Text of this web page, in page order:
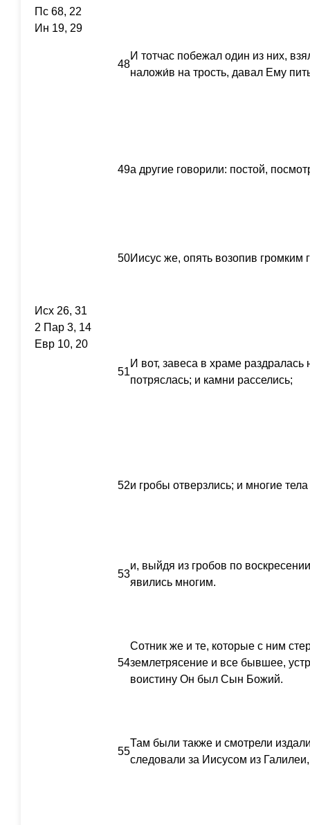
Пс 68, 22
Ин 19, 29
48
И тотчас побежал один из них,
наложи́в на трость, давал Ему
49а другие говорили: постой,
50Иисус же, опять возопив громким
Исх 26, 31
2 Пар 3, 14
Евр 10, 20
51
И вот, завеса в храме
потряслась; и камни расселись;
52и гробы отверзлись; и многие
53
и, выйдя из гробов по
явились многим.
54
Сотник же и те, которые с ним
землетрясение и все бывшее,
воистину Он был Сын Божий.
55
Там были также и смотрели
следовали за Иисусом из